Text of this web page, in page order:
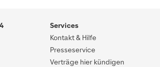
Services
Kontakt & Hilfe
Presseservice
Verträge hier kündigen